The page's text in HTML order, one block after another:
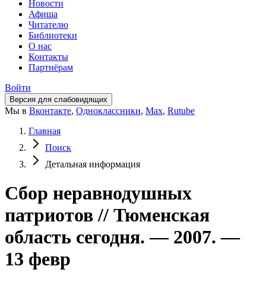
Новости
Афиша
Читателю
Библиотеки
О нас
Контакты
Партнёрам
Войти
Версия для слабовидящих
Мы в Вконтакте, Одноклассники, Max, Rutube
Главная
Поиск
Детальная информация
Сбор неравнодушных
патриотов // Тюменская
область сегодня. — 2007. —
13 февр